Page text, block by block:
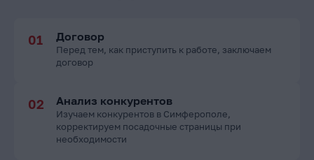
Договор
Перед тем, как приступить к работе, заключаем
договор
Анализ конкурентов
Изучаем конкурентов в Симферополе,
корректируем посадочные страницы при
необходимости